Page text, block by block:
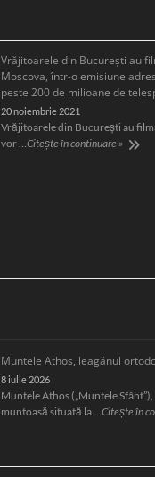
Vrăjitoarele din București au
Moscova, într-o emisiune
peste 200 de milioane de
20 noiembrie 2021
Vrăjitoarele din București au
vor … Citește în continuare »
Muntele Athos, leagănul
8 iulie 2026
Muntele Athos („Muntele
muntoasă situată la … Citește în